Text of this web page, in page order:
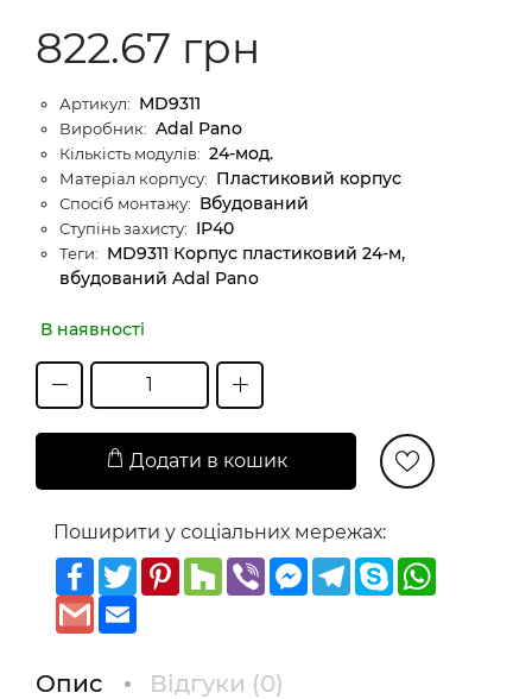
822.67 грн
Артикул: MD9311
Виробник: Adal Pano
Кількість модулів: 24-мод.
Матеріал корпусу: Пластиковий корпус
Спосіб монтажу: Вбудований
Ступінь захисту: IP40
Теги: MD9311 Корпус пластиковий 24-м,
вбудований Adal Pano
В наявності
Додати в кошик
Поширити у соціальних мережах:
Facebook
TwitterPinterest
HouzzViberMessenger
Telegram
Skype
Gmail
Опис Відгуки (0)